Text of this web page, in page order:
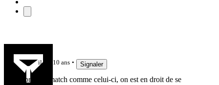
il y a 10 ans Signaler
Après un match comme celui-ci, on est en droit de se